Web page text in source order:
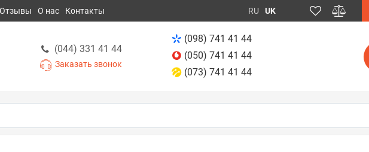
Отзывы О нас Контакты RU UK
(044) 331 41 44
Заказать звонок
(098) 741 41 44
(050) 741 41 44
(073) 741 41 44